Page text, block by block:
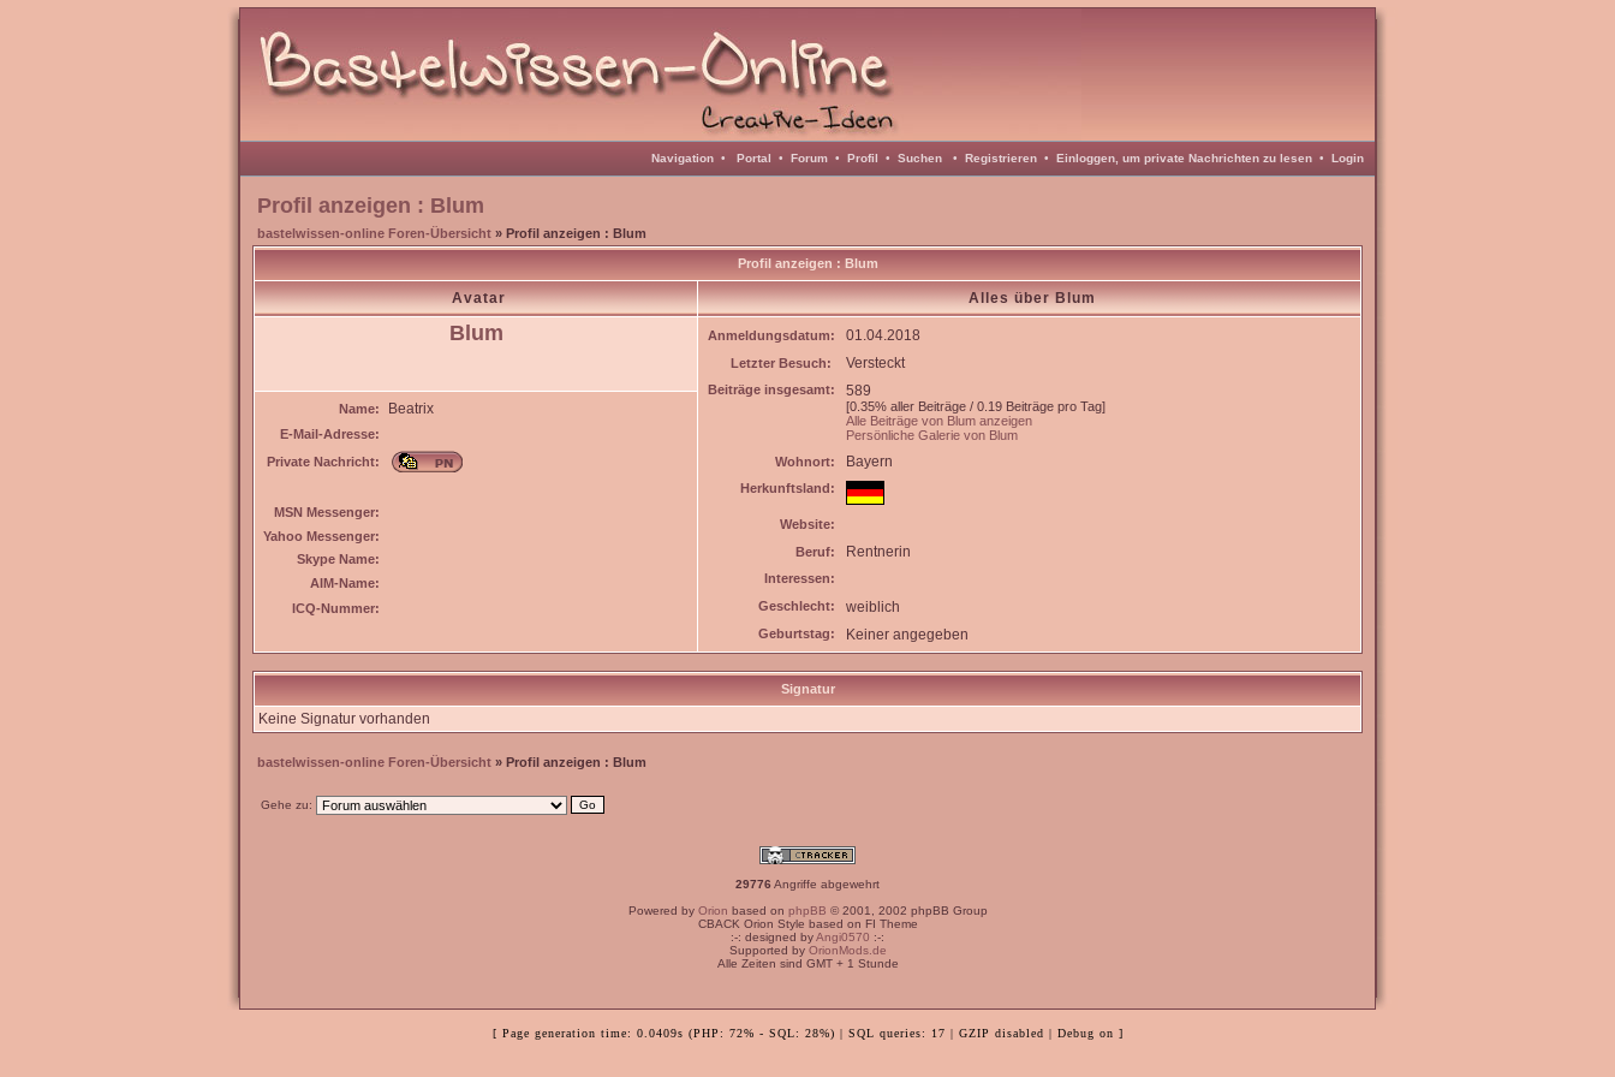
Navigation • Portal • Forum • Profil • Suchen • Registrieren • Einloggen, um private Nachrichten zu lesen • Login
Profil anzeigen : Blum
bastelwissen-online Foren-Übersicht » Profil anzeigen : Blum
Profil anzeigen : Blum
Avatar Alles über Blum
Blum Anmeldungsdatum: 01.04.2018
Letzter Besuch: Versteckt
Beiträge insgesamt: 589
[0.35% aller Beiträge / 0.19 Beiträge pro Tag]
Alle Beiträge von Blum anzeigen
Persönliche Galerie von Blum
Wohnort:
Bayern
Herkunftsland:
Website:
Beruf:
Rentnerin
Interessen:
Geschlecht:
weiblich
Geburtstag: Keiner angegeben
Name: Beatrix
E-Mail-Adresse:
Private Nachricht:
MSN Messenger:
Yahoo Messenger:
Skype Name:
AIM-Name:
ICQ-Nummer:
Signatur
Keine Signatur vorhanden
bastelwissen-online Foren-Übersicht » Profil anzeigen : Blum
Gehe zu:
29776 Angriffe abgewehrt
Powered by Orion based on phpBB © 2001, 2002 phpBB Group
CBACK Orion Style based on FI Theme
:-: designed byAngi0570 :-:
Supported by OrionMods.de
Alle Zeiten sind GMT + 1 Stunde
[ Page generation time: 0.0409s (PHP: 72% - SQL: 28%) | SQL queries: 17 | GZIP disabled | Debug on ]